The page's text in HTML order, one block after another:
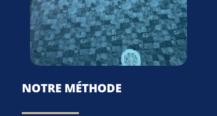
NOTRE MÉTHODE